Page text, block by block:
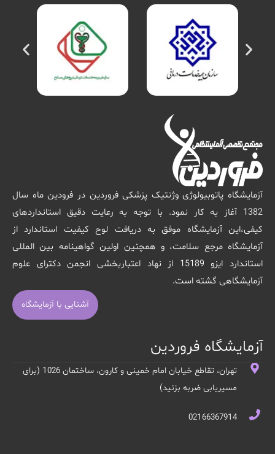
آزمایشگاه پاتوبیولوژی وژنتیک پزشکی فروردین در فرودین ماه سال
1382 آغاز به کار نمود. با توجه به رعایت دقیق استانداردهای
کیفی،این آزمایشگاه موفق به دریافت لوح کیفیت استاندارد از
آزمایشگاه مرجع سلامت، و همچنین اولین گواهینامه بین المللی
استاندارد ایزو 15189 از نهاد اعتباربخشی انجمن دکترای علوم
آزمایشگاهی گشته است.
آشنایی با آزمایشگاه
آزمایشگاه فروردین
تهران، تقاطع خیابان امام خمینی و کارون، ساختمان 1026 (برای
مسیریابی ضربه بزنید)
02166367914